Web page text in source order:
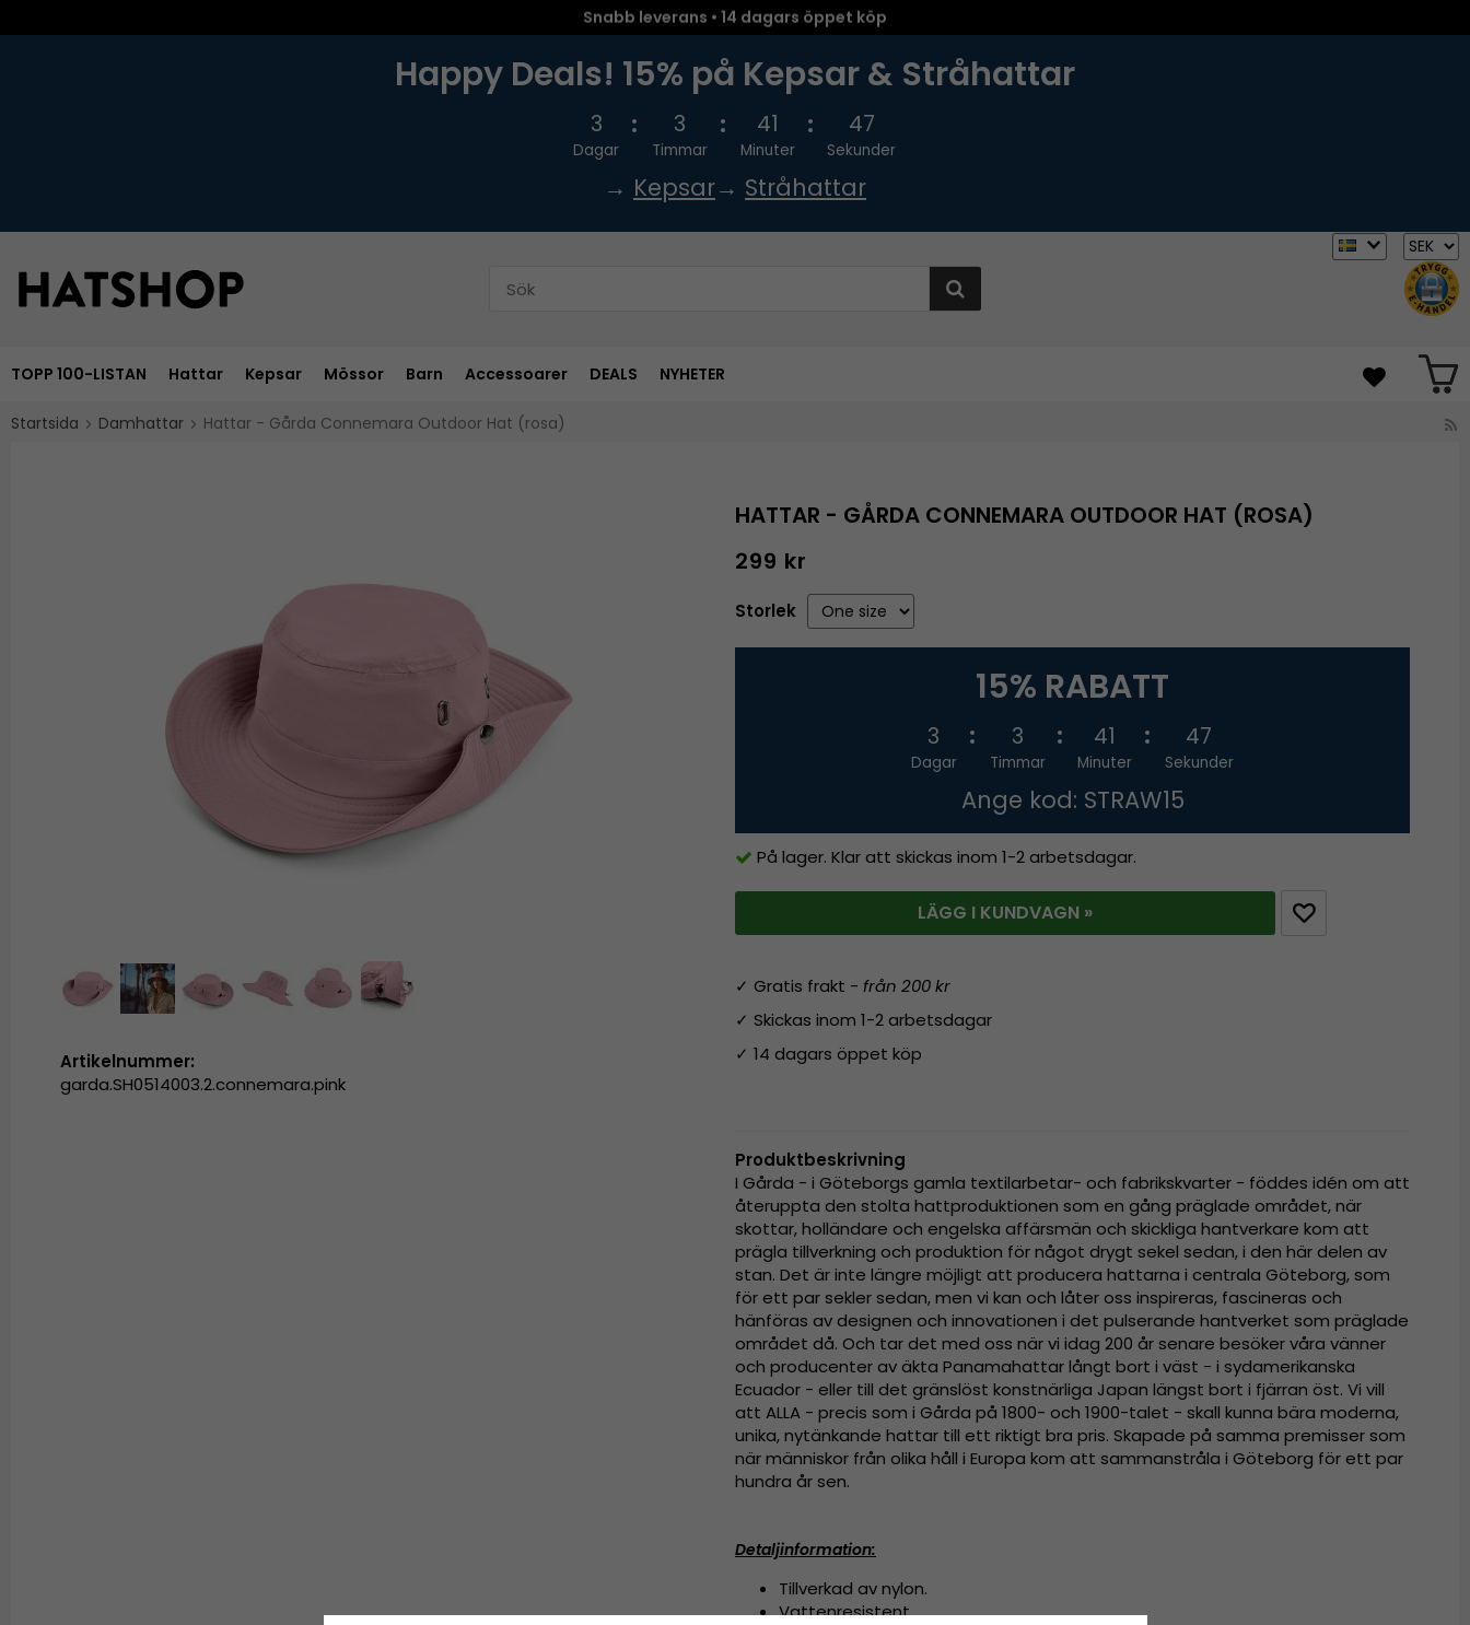
Snabb leverans • 14 dagars öppet köp
Happy Deals! 15% på Kepsar & Stråhattar
3
Dagar
3
Timmar
41
Minuter
46
Sekunder
→ Kepsar→ Stråhattar
TOPP 100-LISTAN Hattar Kepsar Mössor Barn Accessoarer DEALS NYHETER
Startsida Damhattar Hattar - Gårda Connemara Outdoor Hat (rosa)
HATTAR - GÅRDA CONNEMARA OUTDOOR HAT (ROSA)
299 kr
Storlek
15% RABATT
3
Dagar
3
Timmar
41
Minuter
46
Sekunder
Ange kod: STRAW15
På lager. Klar att skickas inom 1-2 arbetsdagar.
LÄGG I KUNDVAGN »
✓ Gratis frakt - från 200 kr
✓ Skickas inom 1-2 arbetsdagar
✓ 14 dagars öppet köp
Produktbeskrivning
I Gårda - i Göteborgs gamla textilarbetar- och fabrikskvarter - föddes idén om att
återuppta den stolta hattproduktionen som en gång präglade området, när
skottar, holländare och engelska affärsmän och skickliga hantverkare kom att
prägla tillverkning och produktion för något drygt sekel sedan, i den här delen av
stan. Det är inte längre möjligt att producera hattarna i centrala Göteborg, som
för ett par sekler sedan, men vi kan och låter oss inspireras, fascineras och
hänföras av designen och innovationen i det pulserande hantverket som präglade
området då. Och tar det med oss när vi idag 200 år senare besöker våra vänner
och producenter av äkta Panamahattar långt bort i väst - i sydamerikanska
Ecuador - eller till det gränslöst konstnärliga Japan längst bort i fjärran öst. Vi vill
att ALLA - precis som i Gårda på 1800- och 1900-talet - skall kunna bära moderna,
unika, nytänkande hattar till ett riktigt bra pris. Skapade på samma premisser som
när människor från olika håll i Europa kom att sammanstråla i Göteborg för ett par
hundra år sen.
Detaljinformation:
Tillverkad av nylon.
Vattenresistent.
Artikelnummer:
garda.SH0514003.2.connemara.pink